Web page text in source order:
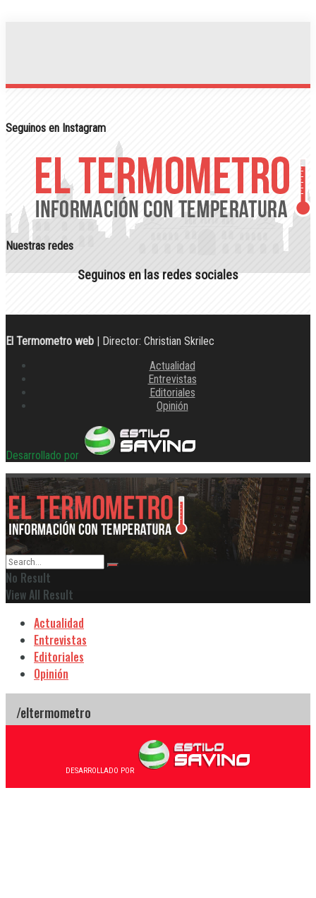
Seguinos en Instagram
Nuestras redes
Seguinos en las redes sociales
El Termometro web | Director: Christian Skrilec
Actualidad
Entrevistas
Editoriales
Opinión
Desarrollado por
No Result
View All Result
Actualidad
Entrevistas
Editoriales
Opinión
DESARROLLADO POR